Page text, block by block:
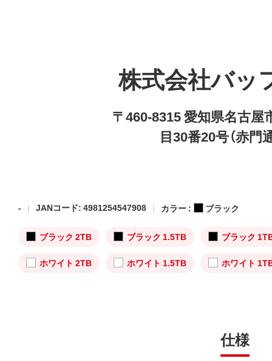
株式会社バッ
〒460-8315 愛知県名古屋
目30番20号（赤門
- JANコード: 4981254547908 カラー : ブラック
ブラック 2TB ブラック 1.5TB ブラック
ホワイト 2TB ホワイト 1.5TB ホワイト
仕様